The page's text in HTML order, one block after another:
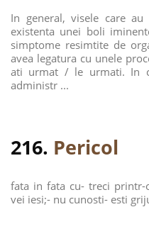
In general, visele care au
existenta unei boli
simptome resimtite de
avea legatura cu unele
ati urmat / le urmati. In
administr ...
216. Pericol
fata in fata cu- treci
vei iesi;- nu cunosti- esti